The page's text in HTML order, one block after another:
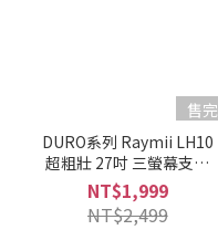
售完
DURO系列 Raymii LH10
超粗壯 27吋 三螢幕支架
螢幕架 電腦螢幕支架 增高
架
NT$1,999
NT$2,499